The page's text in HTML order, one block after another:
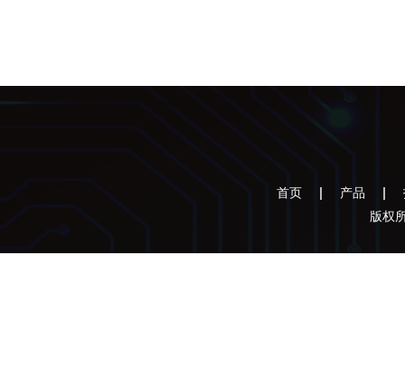
首页 产品
版权